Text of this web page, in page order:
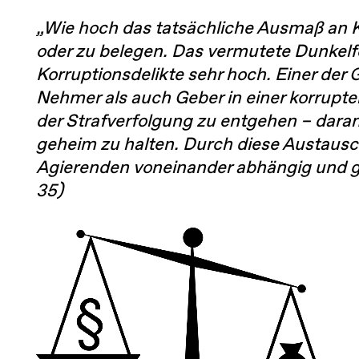
„Wie hoch das tatsächliche Ausmaß
oder zu belegen. Das vermutete
Korruptionsdelikte sehr hoch. Einer der
Nehmer als auch Geber in einer
der Strafverfolgung zu entgehen –
geheim zu halten. Durch diese
Agierenden voneinander abhängig und
35)